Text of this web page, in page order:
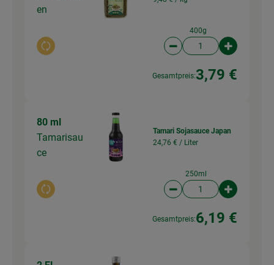
en
Auswahl ändern
400g
Artikelanzahl
Gesamtpreis:3,79 €
80 ml
Tamarisau
ce
Auswahl ändern
Tamari Sojasauce Japan
24,76 € / Liter
250ml
Artikelanzahl
Gesamtpreis:6,19 €